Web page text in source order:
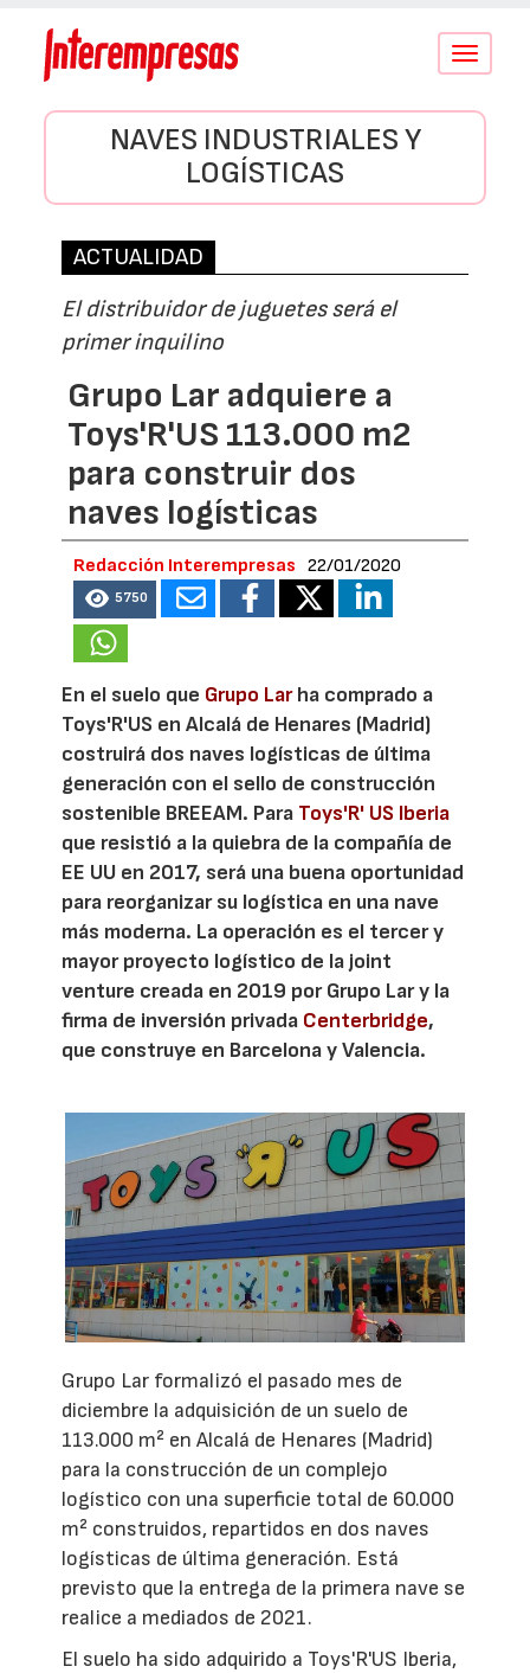
Conmutar
NAVES INDUSTRIALES Y
LOGÍSTICAS
ACTUALIDAD
El distribuidor de juguetes será el
primer inquilino
Grupo Lar adquiere a
Toys'R'US 113.000 m2
para construir dos
naves logísticas
Redacción Interempresas 22/01/2020
5750
En el suelo que Grupo Larha comprado a
Toys'R'US en Alcalá de Henares (Madrid)
costruirá dos naves logísticas de última
generación con el sello de construcción
sostenible BREEAM. Para Toys'R' US Iberia
que resistió a la quiebra de la compañía de
EE UU en 2017, será una buena oportunidad
para reorganizar su logística en una nave
más moderna. La operación es el tercer y
mayor proyecto logístico de la joint
venture creada en 2019 por Grupo Lar y la
firma de inversión privada Centerbridge,
que construye en Barcelona y Valencia.
Grupo Lar formalizó el pasado mes de
diciembre la adquisición de un suelo de
113.000 m² en Alcalá de Henares (Madrid)
para la construcción de un complejo
logístico con una superficie total de 60.000
m² construidos, repartidos en dos naves
logísticas de última generación. Está
previsto que la entrega de la primera nave se
realice a mediados de 2021.
El suelo ha sido adquirido a Toys'R'US Iberia,